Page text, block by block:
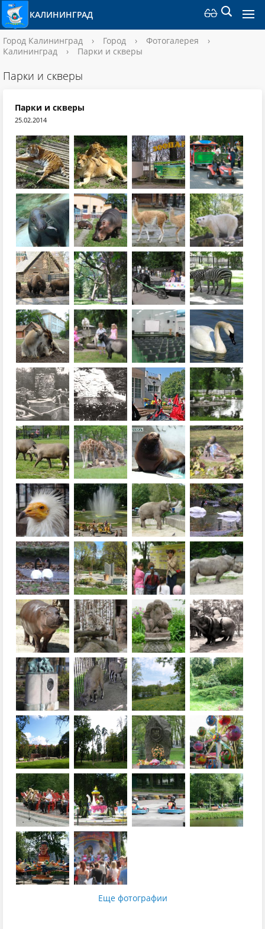
КАЛИНИНГРАД
Город Калининград › Город › Фотогалерея
›
Калининград
› Парки и скверы
Парки и скверы
Парки и скверы
25.02.2014
Еще фотографии